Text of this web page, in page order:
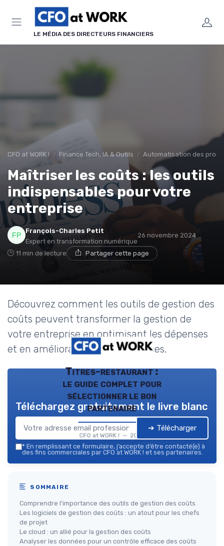
LE MÉDIA DES DIRECTEURS FINANCIERS
CFO at WORK ! Finance Tech, IA & Outils Automatisation des
Maîtriser les coûts : les outils
indispensables pour votre
entreprise
François-Charles Petit
Expert en transformation numérique
26 novembre 2024
11 min de lecture Partager cette page
Découvrez comment les outils de gestion des
coûts peuvent transformer la gestion de
votre entreprise en optimisant les dépenses
et en améliorant les performances.
Titres-restaurant :
le guide complet pour
sélectionner le bon
partenaire
CFO at WORK ! — 2026
Téléchargez gratuitement le livre blanc
➔ Télécharger
* En remplissant ce formulaire, j’accepte d’être contacté(e) à
des fins commerciales par CFO at WORK ! et ses partenaires.
SOMMAIRE
Comprendre l'importance des outils de gestion des coûts
Les logiciels de gestion des coûts : un atout pour les chefs
de projet
Le cloud : un allié pour la gestion des coûts
Analyser les données pour un contrôle efficace des coûts
Panneau de gestion des cookies